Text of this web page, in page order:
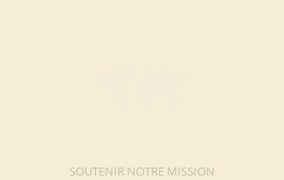
SOUTENIR NOTRE MISSION